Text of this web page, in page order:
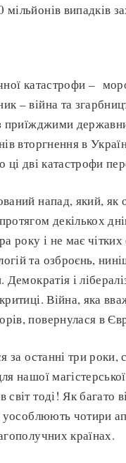
випадків
катастрофи –
– війна та
приїжджими
вторгнення в
дві катастрофи
напад, який, як
декількох
року і не має
та озброєнь,
Демократія і
Війна, яка
повернулася в
за останні три
нашої
тоді! Як багато
уособлюють чотири
країнах.